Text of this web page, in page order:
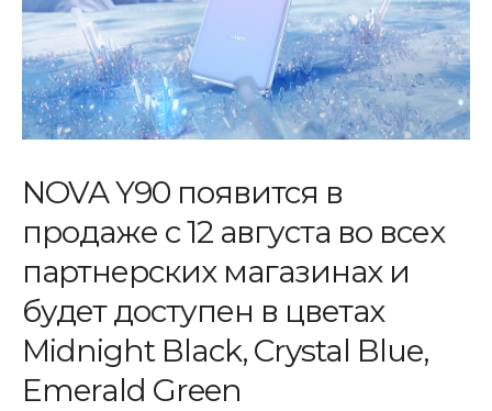
NOVA Y90 появится в
продаже с 12 августа во всех
партнерских магазинах и
будет доступен в цветах
Midnight Black, Crystal Blue,
Emerald Green